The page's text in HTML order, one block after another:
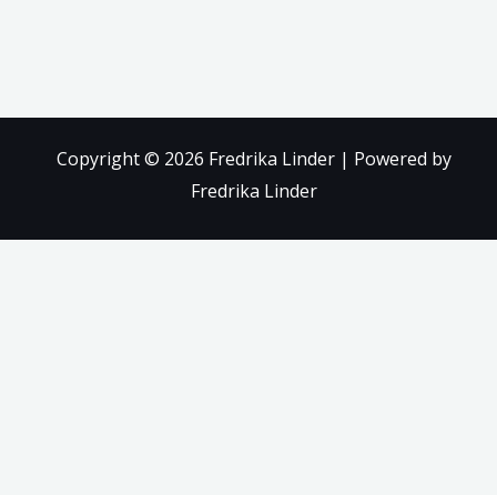
Copyright © 2026 Fredrika Linder | Powered by
Fredrika Linder